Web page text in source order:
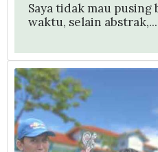
Saya tidak mau
waktu, selain abstrak,...